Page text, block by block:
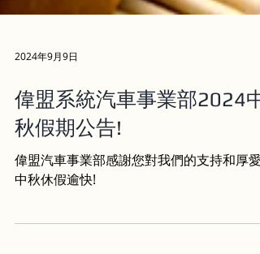
2024年9月9日
偉盟系統汽車事業部2024中
秋假期公告!
中秋休假逾快!